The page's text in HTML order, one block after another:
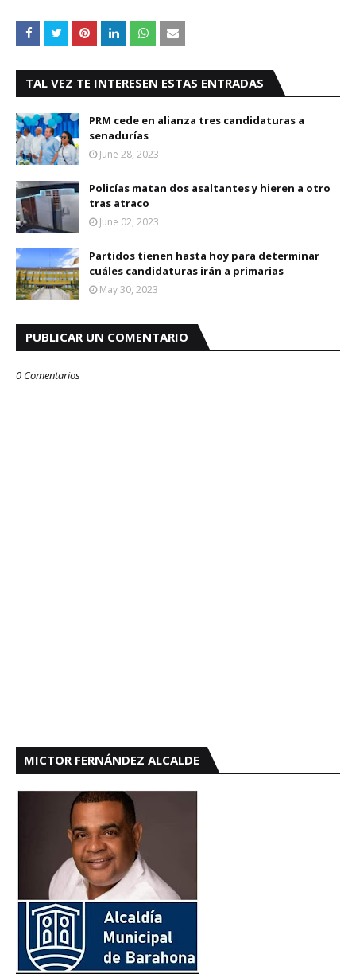
TAL VEZ TE INTERESEN ESTAS ENTRADAS
PRM cede en alianza tres candidaturas a
senadurías
June 28, 2023
Policías matan dos asaltantes y hieren a otro
tras atraco
June 02, 2023
Partidos tienen hasta hoy para determinar
cuáles candidaturas irán a primarias
May 30, 2023
PUBLICAR UN COMENTARIO
0 Comentarios
MICTOR FERNÁNDEZ ALCALDE